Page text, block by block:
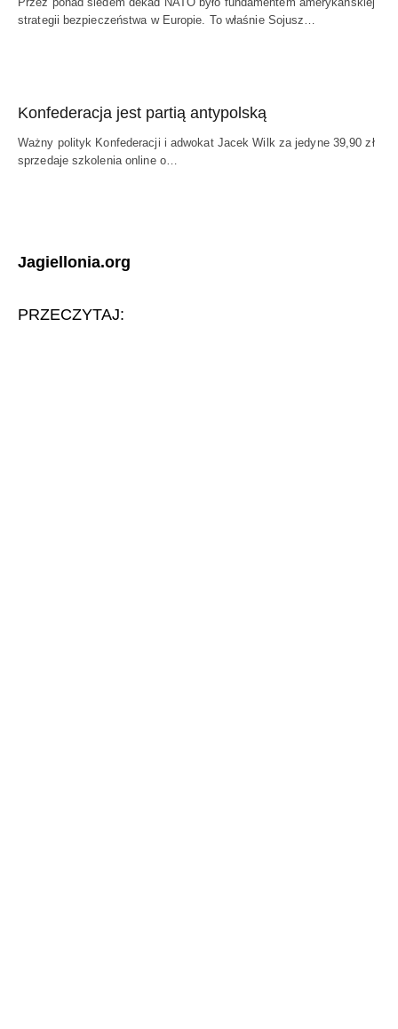
strategii bezpieczeństwa w Europie. To właśnie Sojusz…
Konfederacja jest partią antypolską
Ważny polityk Konfederacji i adwokat Jacek Wilk za jedyne 39,90 zł
sprzedaje szkolenia online o…
Jagiellonia.org
PRZECZYTAJ: